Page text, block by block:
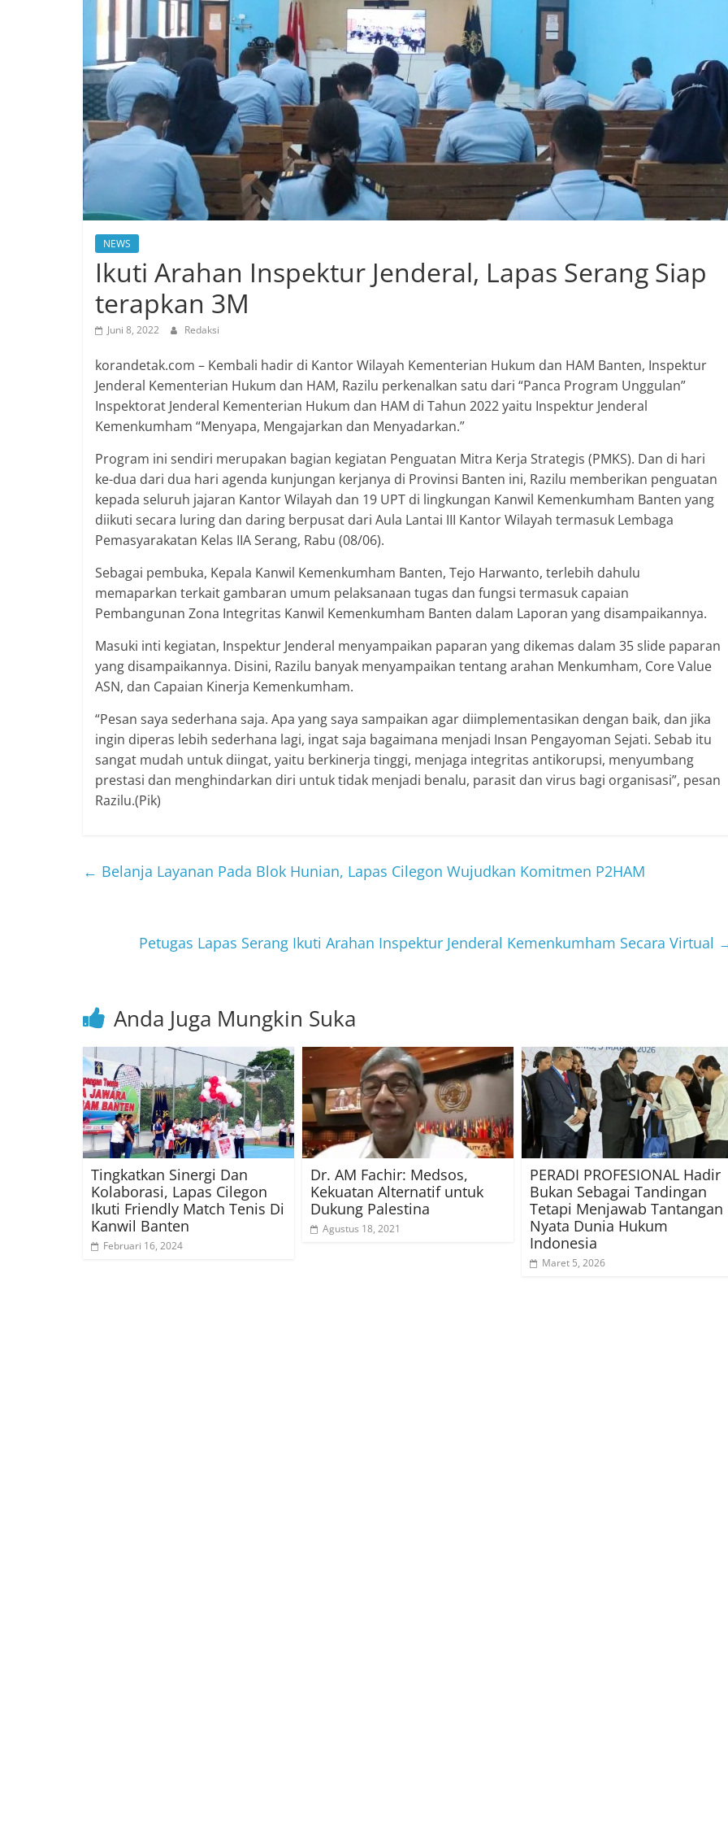
NEWS
Ikuti Arahan Inspektur Jenderal, Lapas Serang Siap
terapkan 3M
Juni 8, 2022 Redaksi
korandetak.com – Kembali hadir di Kantor Wilayah Kementerian Hukum dan HAM Banten, Inspektur
Jenderal Kementerian Hukum dan HAM, Razilu perkenalkan satu dari “Panca Program Unggulan”
Inspektorat Jenderal Kementerian Hukum dan HAM di Tahun 2022 yaitu Inspektur Jenderal
Kemenkumham “Menyapa, Mengajarkan dan Menyadarkan.”
Program ini sendiri merupakan bagian kegiatan Penguatan Mitra Kerja Strategis (PMKS). Dan di hari
ke-dua dari dua hari agenda kunjungan kerjanya di Provinsi Banten ini, Razilu memberikan penguatan
kepada seluruh jajaran Kantor Wilayah dan 19 UPT di lingkungan Kanwil Kemenkumham Banten yang
diikuti secara luring dan daring berpusat dari Aula Lantai III Kantor Wilayah termasuk Lembaga
Pemasyarakatan Kelas IIA Serang, Rabu (08/06).
Sebagai pembuka, Kepala Kanwil Kemenkumham Banten, Tejo Harwanto, terlebih dahulu
memaparkan terkait gambaran umum pelaksanaan tugas dan fungsi termasuk capaian
Pembangunan Zona Integritas Kanwil Kemenkumham Banten dalam Laporan yang disampaikannya.
Masuki inti kegiatan, Inspektur Jenderal menyampaikan paparan yang dikemas dalam 35 slide paparan
yang disampaikannya. Disini, Razilu banyak menyampaikan tentang arahan Menkumham, Core Value
ASN, dan Capaian Kinerja Kemenkumham.
“Pesan saya sederhana saja. Apa yang saya sampaikan agar diimplementasikan dengan baik, dan jika
ingin diperas lebih sederhana lagi, ingat saja bagaimana menjadi Insan Pengayoman Sejati. Sebab itu
sangat mudah untuk diingat, yaitu berkinerja tinggi, menjaga integritas antikorupsi, menyumbang
prestasi dan menghindarkan diri untuk tidak menjadi benalu, parasit dan virus bagi organisasi”, pesan
Razilu.(Pik)
← Belanja Layanan Pada Blok Hunian, Lapas Cilegon Wujudkan Komitmen P2HAM
Petugas Lapas Serang Ikuti Arahan Inspektur Jenderal Kemenkumham Secara Virtual
Anda Juga Mungkin Suka
Tingkatkan Sinergi Dan
Kolaborasi, Lapas Cilegon
Ikuti Friendly Match Tenis Di
Kanwil Banten
Februari 16, 2024
Dr. AM Fachir: Medsos,
Kekuatan Alternatif untuk
Dukung Palestina
Agustus 18, 2021
PERADI PROFESIONAL Hadir
Bukan Sebagai Tandingan
Tetapi Menjawab Tantangan
Nyata Dunia Hukum
Indonesia
Maret 5, 2026